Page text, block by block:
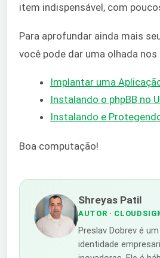
item indispensável, com
Para aprofundar ainda mais
você pode dar uma olhada
Implantar uma
Instalando o phpBB no
Instalando e
Boa computação!
Shreyas Patil
AUTOR ·
Preslav Dobrev é
identidade